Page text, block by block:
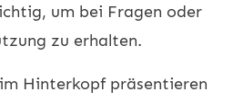
um bei Fragen oder
zu erhalten.
Hinterkopf präsentieren